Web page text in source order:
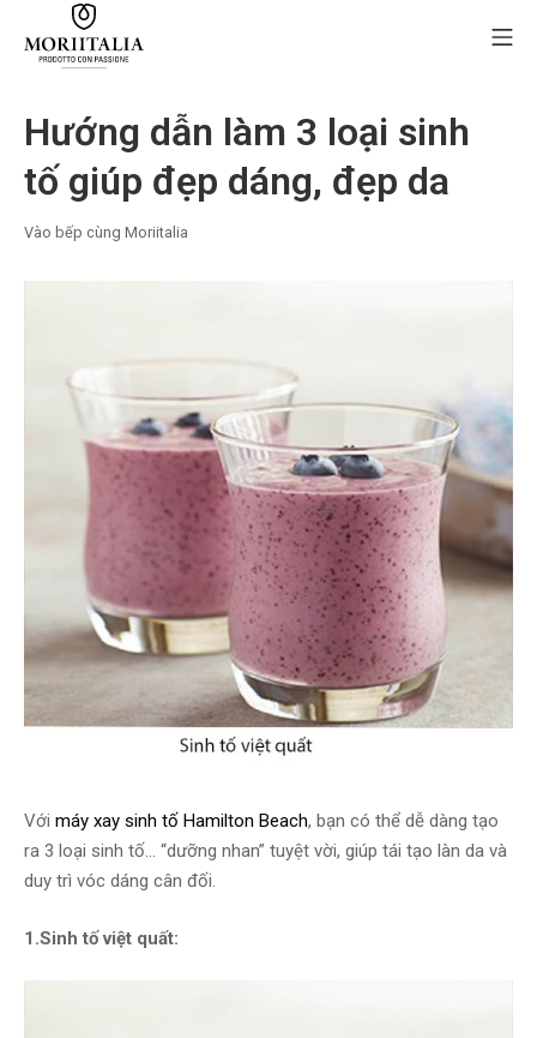
Hướng dẫn làm 3 loại sinh
tố giúp đẹp dáng, đẹp da
Vào bếp cùng Moriitalia
Với máy xay sinh tố Hamilton Beach, bạn có thể dễ dàng tạo
ra 3 loại sinh tố… “dưỡng nhan” tuyệt vời, giúp tái tạo làn da và
duy trì vóc dáng cân đối.
1.Sinh tố việt quất: